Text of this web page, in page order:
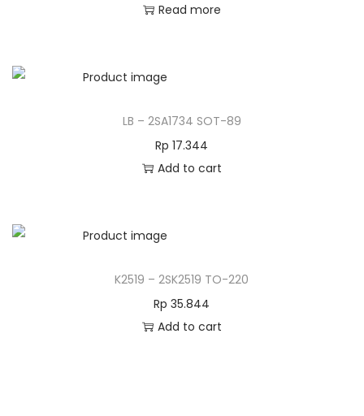
Read more
LB – 2SA1734 SOT-89
Rp 17.344
Add to cart
K2519 – 2SK2519 TO-220
Rp 35.844
Add to cart